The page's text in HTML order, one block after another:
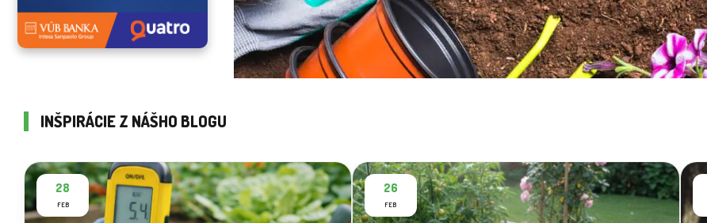
INŠPIRÁCIE Z NÁŠHO BLOGU
28
FEB
26
FEB